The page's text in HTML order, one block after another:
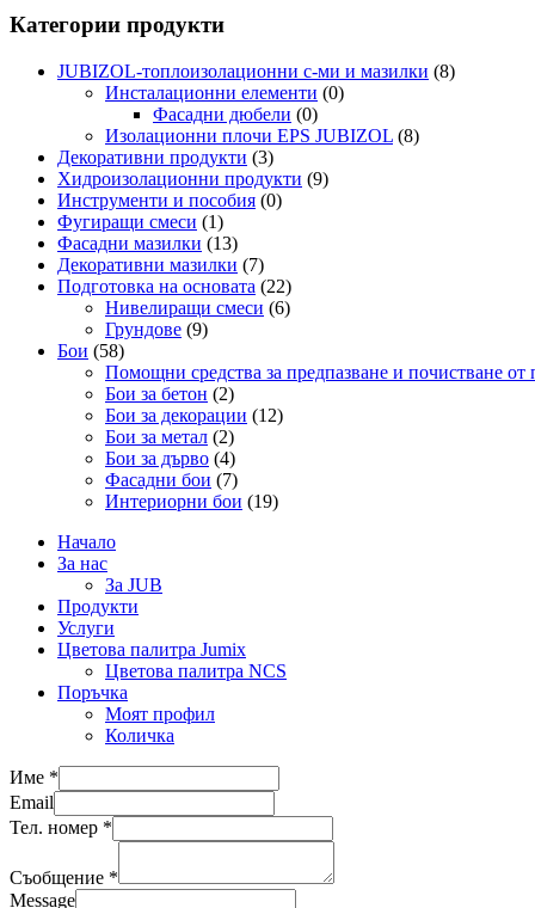
Категории продукти
JUBIZOL-топлоизолационни с-ми и мазилки (8)
Инсталационни елементи (0)
Фасадни дюбели (0)
Изолационни плочи EPS JUBIZOL (8)
Декоративни продукти (3)
Хидроизолационни продукти (9)
Инструменти и пособия (0)
Фугиращи смеси (1)
Фасадни мазилки (13)
Декоративни мазилки (7)
Подготовка на основата (22)
Нивелиращи смеси (6)
Грундове (9)
Бои (58)
Помощни средства за предпазване и почистване
Бои за бетон (2)
Бои за декорации (12)
Бои за метал (2)
Бои за дърво (4)
Фасадни бои (7)
Интериорни бои (19)
Начало
За нас
За JUB
Продукти
Услуги
Цветова палитра Jumix
Цветова палитра NCS
Поръчка
Моят профил
Количка
Име *
Email
Тел. номер *
Съобщение *
Message